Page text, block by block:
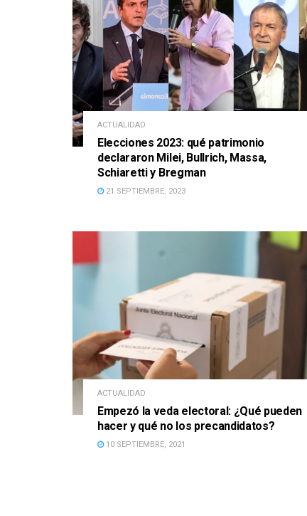
ACTUALIDAD
Elecciones 2023: qué patrimonio
declararon Milei, Bullrich, Massa,
Schiaretti y Bregman
21 SEPTIEMBRE, 2023
ACTUALIDAD
Empezó la veda electoral: ¿Qué pueden
hacer y qué no los precandidatos?
10 SEPTIEMBRE, 2021